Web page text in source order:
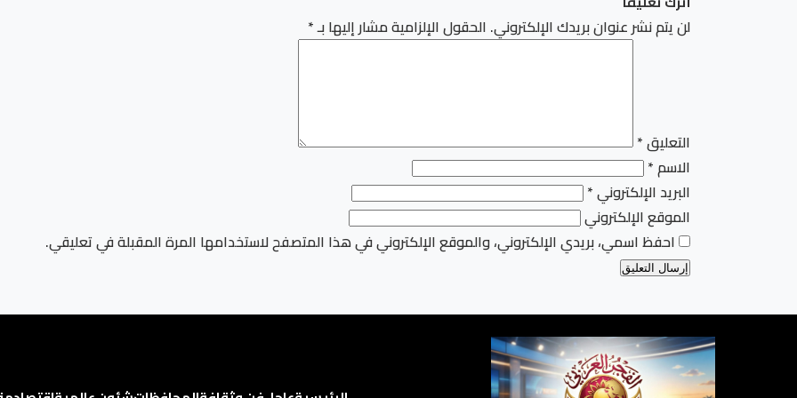
لن يتم نشر عنوان بريدك الإلكتروني. الحقول الإلزامية مشار إليها بـ*
التعليق*
الاسم*
البريد الإلكتروني*
الموقع الإلكتروني
احفظ اسمي، بريدي الإلكتروني، والموقع الإلكتروني في هذا المتصفح لاستخدامها المرة المقبلة في تعليقي.